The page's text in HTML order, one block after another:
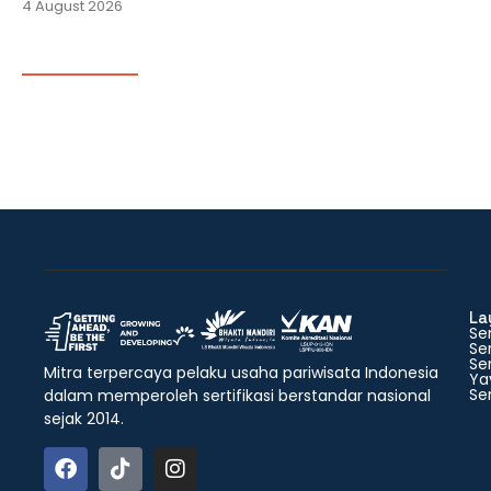
4 August 2026
Mitra terpercaya pelaku usaha pariwisata Indonesia
dalam memperoleh sertifikasi berstandar nasional
sejak 2014.